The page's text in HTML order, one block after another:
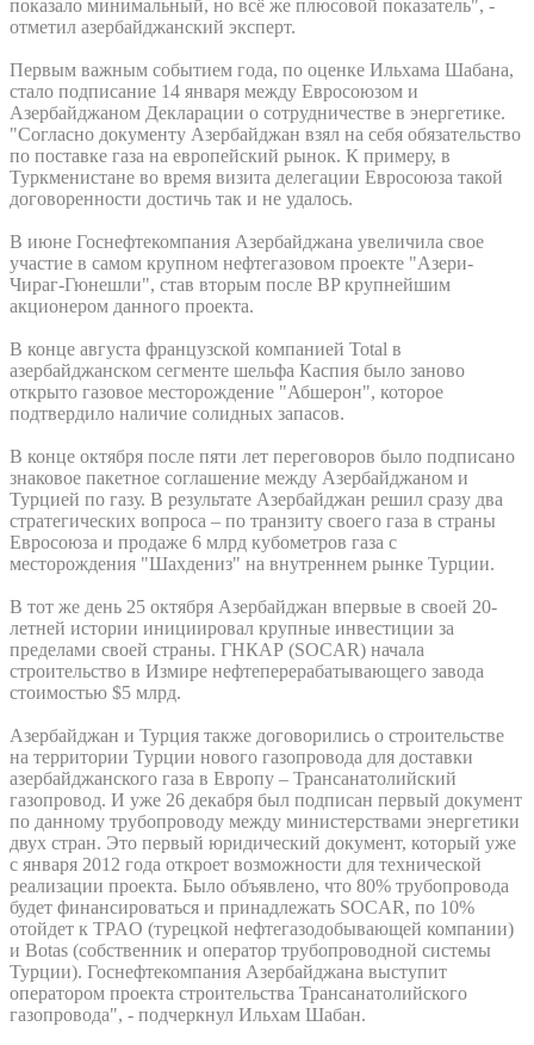
показало минимальный, но всё же плюсовой показатель", -
отметил азербайджанский эксперт.
Первым важным событием года, по оценке Ильхама Шабана,
стало подписание 14 января между Евросоюзом и
Азербайджаном Декларации о сотрудничестве в энергетике.
"Согласно документу Азербайджан взял на себя обязательство
по поставке газа на европейский рынок. К примеру, в
Туркменистане во время визита делегации Евросоюза такой
договоренности достичь так и не удалось.
В июне Госнефтекомпания Азербайджана увеличила свое
участие в самом крупном нефтегазовом проекте "Азери-
Чираг-Гюнешли", став вторым после BP крупнейшим
акционером данного проекта.
В конце августа французской компанией Total в
азербайджанском сегменте шельфа Каспия было заново
открыто газовое месторождение "Абшерон", которое
подтвердило наличие солидных запасов.
В конце октября после пяти лет переговоров было подписано
знаковое пакетное соглашение между Азербайджаном и
Турцией по газу. В результате Азербайджан решил сразу два
стратегических вопроса – по транзиту своего газа в страны
Евросоюза и продаже 6 млрд кубометров газа с
месторождения "Шахдениз" на внутреннем рынке Турции.
В тот же день 25 октября Азербайджан впервые в своей 20-
летней истории инициировал крупные инвестиции за
пределами своей страны. ГНКАР (SOCAR) начала
строительство в Измире нефтеперерабатывающего завода
стоимостью $5 млрд.
Азербайджан и Турция также договорились о строительстве
на территории Турции нового газопровода для доставки
азербайджанского газа в Европу – Трансанатолийский
газопровод. И уже 26 декабря был подписан первый документ
по данному трубопроводу между министерствами энергетики
двух стран. Это первый юридический документ, который уже
с января 2012 года откроет возможности для технической
реализации проекта. Было объявлено, что 80% трубопровода
будет финансироваться и принадлежать SOCAR, по 10%
отойдет к TPAO (турецкой нефтегазодобывающей компании)
и Botas (собственник и оператор трубопроводной системы
Турции). Госнефтекомпания Азербайджана выступит
оператором проекта строительства Трансанатолийского
газопровода", - подчеркнул Ильхам Шабан.